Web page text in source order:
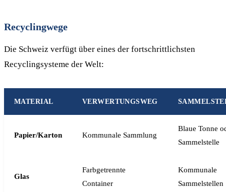
Recyclingwege
Die Schweiz verfügt über eines der fortschrittlichsten
Recyclingsysteme der Welt:
MATERIAL VERWERTUNGSWEG
Papier/Karton Kommunale Sammlung
Blaue Tonne
Sammelstelle
Glas
Farbgetrennte
Container
Kommunale
Sammelstellen